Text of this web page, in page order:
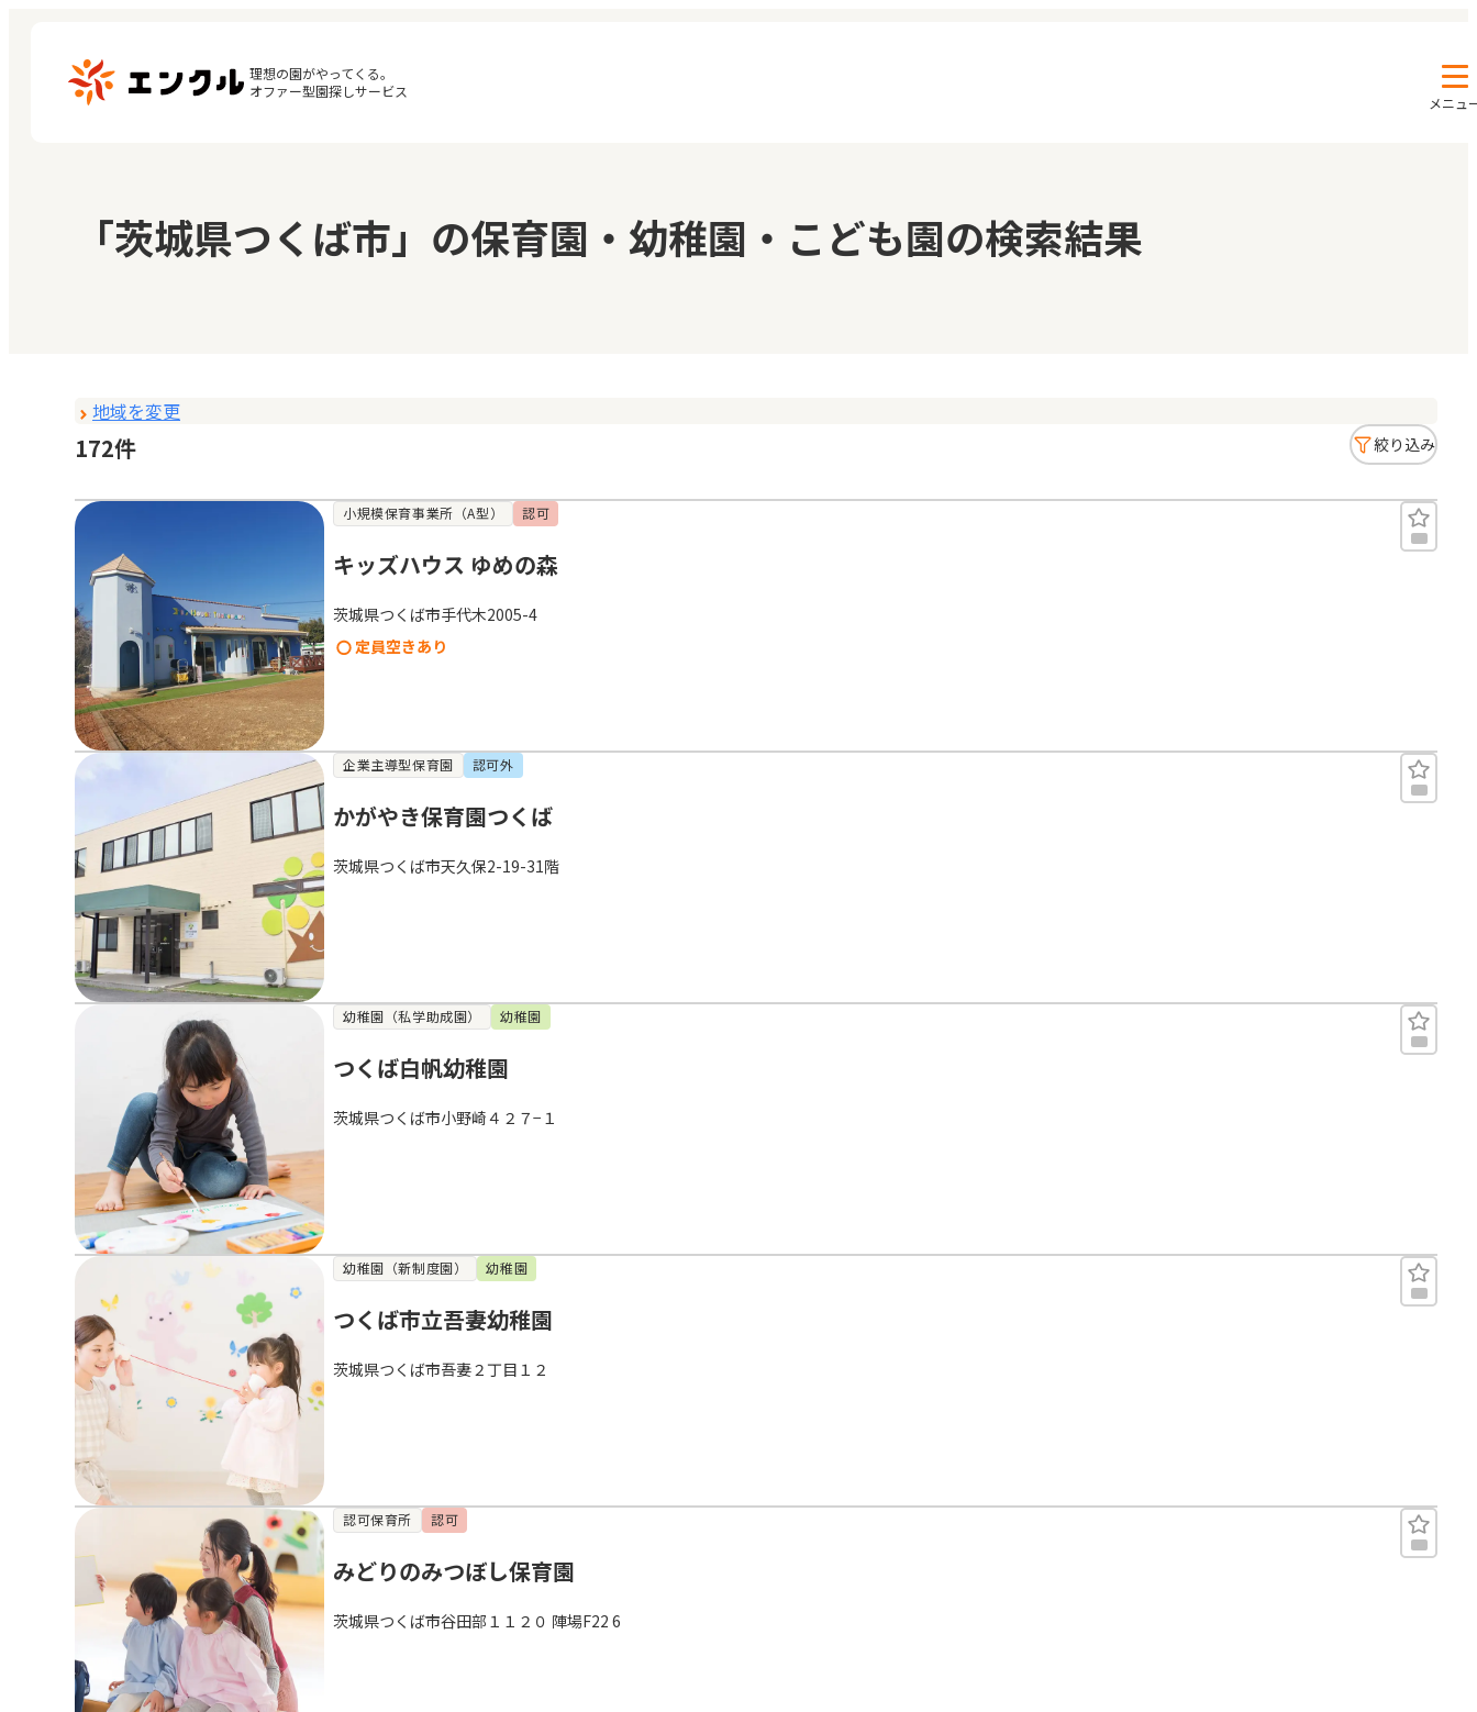
理想の園がやってくる。
オファー型園探しサービス
メニュ
保育園・幼稚園を探す
地図から探す
閲覧履歴
お気に入り
メッセージ
おすすめの園
「茨城県つくば市」の保育園・幼稚園・こども園の検索結果
地域を変更
172件 絞り込み
小規模保育事業所（A型） 認可
キッズハウス ゆめの森
茨城県つくば市手代木2005-4
定員空きあり
企業主導型保育園 認可外
かがやき保育園つくば
茨城県つくば市天久保2-19-31階
幼稚園（私学助成園） 幼稚園
つくば白帆幼稚園
茨城県つくば市小野崎４２７−１
幼稚園（新制度園） 幼稚園
つくば市立吾妻幼稚園
茨城県つくば市吾妻２丁目１２
認可保育所 認可
みどりのみつぼし保育園
茨城県つくば市谷田部１１２０ 陣場F22 6